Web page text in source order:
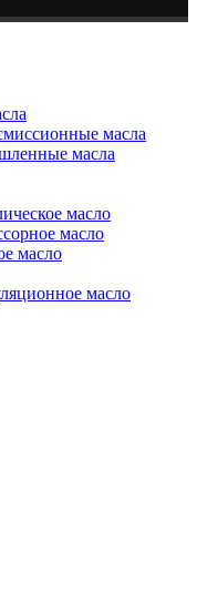
масла
масла
масло
масло
масло
масло